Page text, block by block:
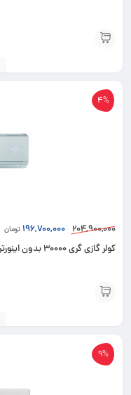
4%
204,900,000
196,700,000 تومان
کولر گازی گری 30000 بدون اینورتر مدل GWH30AGEXH-K3DTA2B
9%